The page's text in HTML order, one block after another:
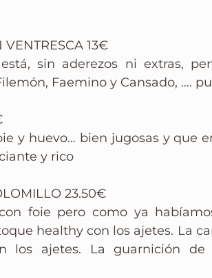
VENTRESCA 13€
sin aderezos ni extras,
Faemino y Cansado, ….
y huevo… bien jugosas y que
y rico
23.50€
foie pero como ya
healthy con los ajetes. La
los ajetes. La guarnición